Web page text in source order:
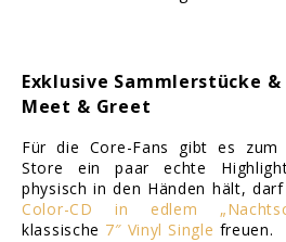
Exklusive Sammlerstücke
Meet & Greet
Für die Core-Fans gibt es zum
Store ein paar echte
physisch in den Händen hält,
Color-CD in edlem
klassische 7″ Vinyl Single freuen.